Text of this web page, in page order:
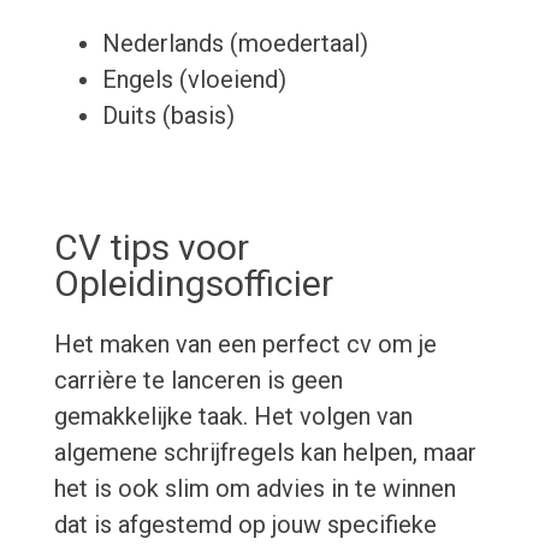
Nederlands (moedertaal)
Engels (vloeiend)
Duits (basis)
CV tips voor
Opleidingsofficier
Het maken van een perfect cv om je
carrière te lanceren is geen
gemakkelijke taak. Het volgen van
algemene schrijfregels kan helpen, maar
het is ook slim om advies in te winnen
dat is afgestemd op jouw specifieke